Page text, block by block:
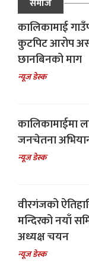
कालिकामाई
कुटपिट आरोप
छानबिनको माग
न्यूज डेस्क
कालिकामाईमा
जनचेतना अभियान
न्यूज डेस्क
वीरगंजको
मन्दिरको नयाँ
अध्यक्ष चयन
न्यूज डेस्क